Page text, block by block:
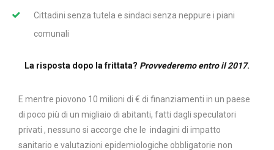
Cittadini senza tutela e sindaci senza neppure i piani
comunali
La risposta dopo la frittata? Provvederemo entro il 2017.
E mentre piovono 10 milioni di € di finanziamenti in un paese
di poco più di un migliaio di abitanti, fatti dagli speculatori
privati , nessuno si accorge che le indagini di impatto
sanitario e valutazioni epidemiologiche obbligatorie non